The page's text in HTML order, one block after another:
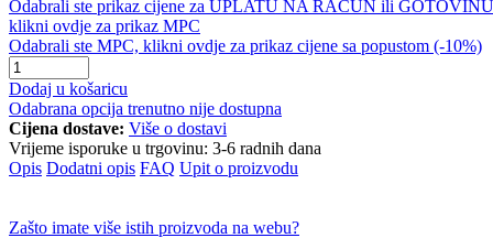
Odabrali ste prikaz cijene za UPLATU NA RAČUN ili
klikni ovdje za prikaz MPC
Odabrali ste MPC, klikni ovdje za prikaz cijene sa popustom (-10%)
Dodaj u košaricu
Odabrana opcija trenutno nije dostupna
Cijena dostave: Više o dostavi
Vrijeme isporuke u trgovinu: 3-6 radnih dana
Opis Dodatni opis FAQ Upit o proizvodu
Zašto imate više istih proizvoda na webu?